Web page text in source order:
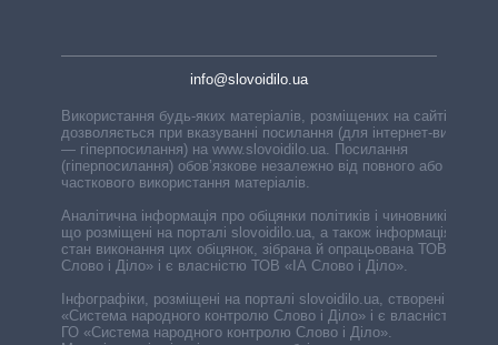
info@slovoidilo.ua
Використання будь-яких матеріалів, розміщених на сайті,
дозволяється при вказуванні посилання (для інтернет-видань
— гіперпосилання) на www.slovoidilo.ua. Посилання
(гіперпосилання) обов’язкове незалежно від повного або
часткового використання матеріалів.
Аналітична інформація про обіцянки політиків і чиновників,
що розміщені на порталі slovoidilo.ua, а також інформація про
стан виконання цих обіцянок, зібрана й опрацьована ТОВ «ІА
Слово і Діло» і є власністю ТОВ «ІА Слово і Діло».
Інфографіки, розміщені на порталі slovoidilo.ua, створені ГО
«Система народного контролю Слово і Діло» і є власністю
ГО «Система народного контролю Слово і Діло».